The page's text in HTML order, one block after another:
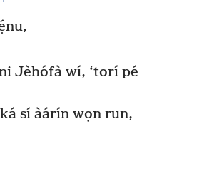
Jèhófà wí, ‘torí pé
sí àárín wọn run,